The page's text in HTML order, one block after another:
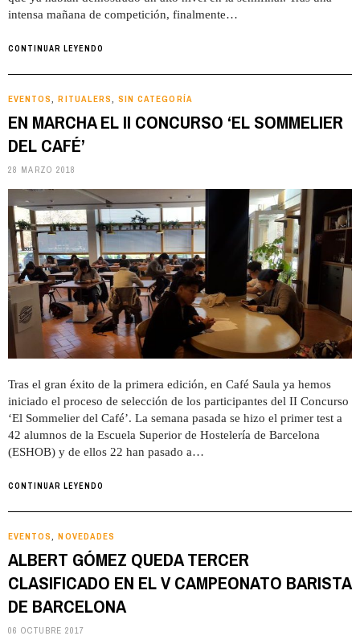
intensa mañana de competición, finalmente…
CONTINUAR LEYENDO
EVENTOS RITUALERS ,SIN CATEGORÍA
EN MARCHA EL II CONCURSO ‘EL SOMMELIER
DEL CAFÉ’
28 MARZO 2018
Tras el gran éxito de la primera edición, en Café Saula ya hemos
iniciado el proceso de selección de los participantes del II Concurso
‘El Sommelier del Café’. La semana pasada se hizo el primer test a
42 alumnos de la Escuela Superior de Hostelería de Barcelona
(ESHOB) y de ellos 22 han pasado a…
CONTINUAR LEYENDO
EVENTOS NOVEDADES
ALBERT GÓMEZ QUEDA TERCER
CLASIFICADO EN EL V CAMPEONATO BARISTA
DE BARCELONA
06 OCTUBRE 2017